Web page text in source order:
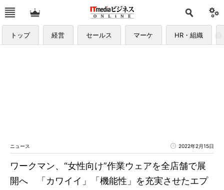
トップ 経営 セールス マーケ HR・組織
ニュース 2022年2月15日
ワークマン、“女性向け”作業ウェアを全店舗で展
開へ 「カワイイ」「機能性」を充実させたエプ